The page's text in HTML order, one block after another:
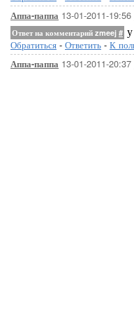
Аппа-паппа 13-01-2011-19:56
Ответ на комментарий zmeej #
Обратиться - Ответить - К
Аппа-паппа 13-01-2011-20:37